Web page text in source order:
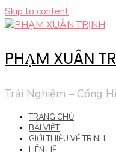
Skip to content
PHẠM XUÂN
Trải Nghiệm – Cống
TRANG CHỦ
BÀI VIẾT
GIỚI THIỆU VỀ TRỊNH
LIÊN HỆ